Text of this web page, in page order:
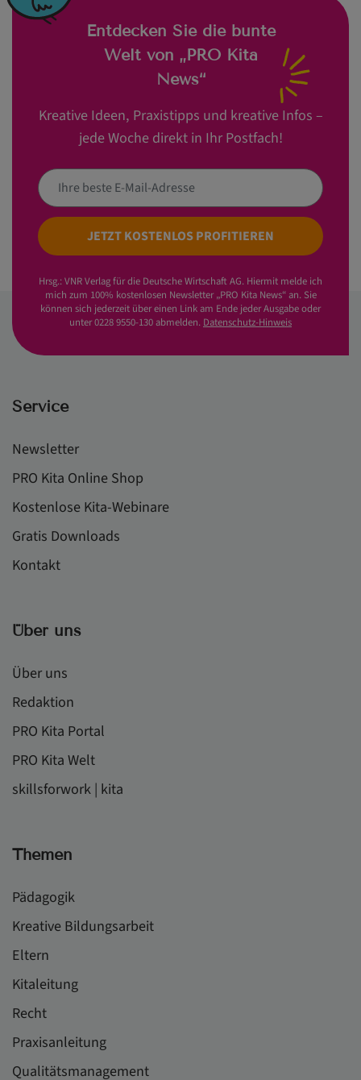
Entdecken Sie die bunte
Welt von „PRO Kita
News“
Kreative Ideen, Praxistipps und kreative Infos –
jede Woche direkt in Ihr Postfach!
JETZT KOSTENLOS PROFITIEREN
Hrsg.: VNR Verlag für die Deutsche Wirtschaft AG. Hiermit melde ich
mich zum 100% kostenlosen Newsletter „PRO Kita News“ an. Sie
können sich jederzeit über einen Link am Ende jeder Ausgabe oder
unter 0228 9550-130 abmelden. Datenschutz-Hinweis
Service
Newsletter
PRO Kita Online Shop
Kostenlose Kita-Webinare
Gratis Downloads
Kontakt
Über uns
Über uns
Redaktion
PRO Kita Portal
PRO Kita Welt
skillsforwork | kita
Themen
Pädagogik
Kreative Bildungsarbeit
Eltern
Kitaleitung
Recht
Praxisanleitung
Qualitätsmanagement